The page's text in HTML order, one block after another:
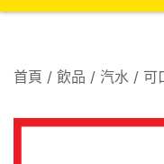
首頁 / 飲品 / 汽水 / 可